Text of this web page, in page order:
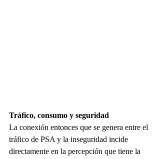
Tráfico, consumo y seguridad
La conexión entonces que se genera entre el
tráfico de PSA y la inseguridad incide
directamente en la percepción que tiene la